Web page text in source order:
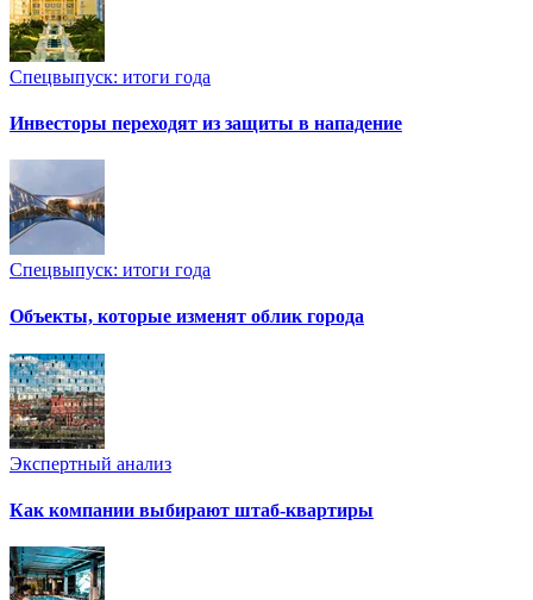
Спецвыпуск: итоги года
Инвесторы переходят из защиты в нападение
Спецвыпуск: итоги года
Объекты, которые изменят облик города
Экспертный анализ
Как компании выбирают штаб-квартиры